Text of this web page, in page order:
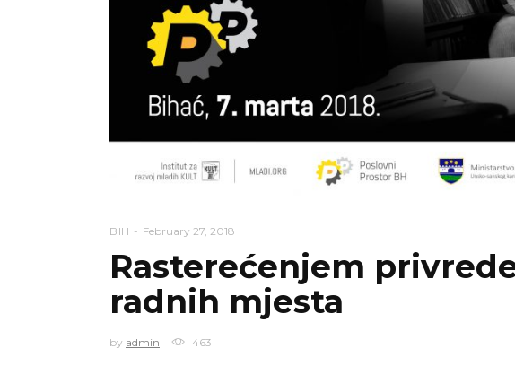
BIH February 27, 2018
Rasterećenjem
radnih mjesta
by admin 463